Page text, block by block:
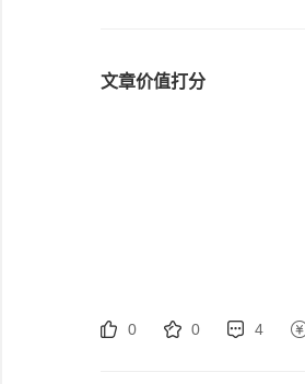
文章价值打分
0 0 4